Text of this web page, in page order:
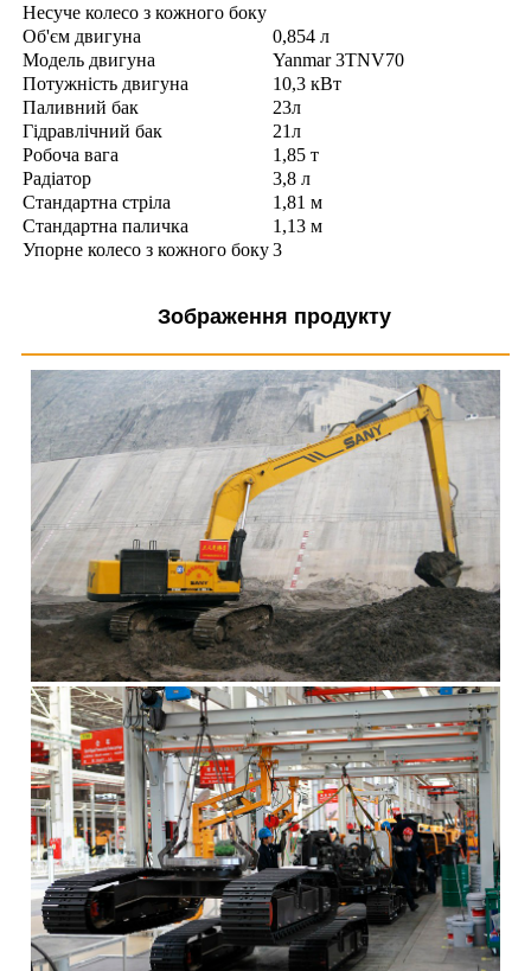
Несуче колесо з кожного боку
Об'єм двигуна
0,854 л
Модель двигуна
Yanmar 3TNV70
Потужність двигуна
10,3 кВт
Паливний бак
23л
Гідравлічний бак
21л
Робоча вага
1,85 т
Радіатор
3,8 л
Стандартна стріла
1,81 м
Стандартна паличка
1,13 м
Упорне колесо з кожного боку3
Зображення продукту